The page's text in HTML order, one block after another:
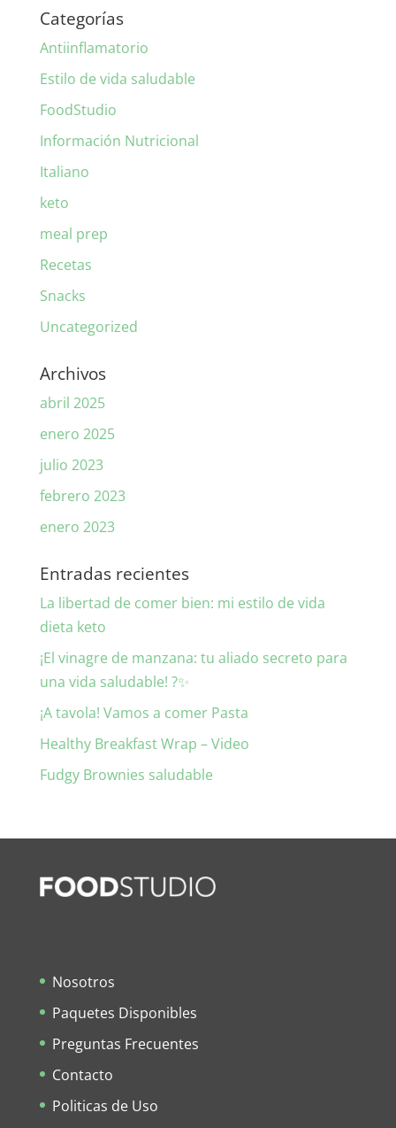
Categorías
Antiinflamatorio
Estilo de vida saludable
FoodStudio
Información Nutricional
Italiano
keto
meal prep
Recetas
Snacks
Uncategorized
Archivos
abril 2025
enero 2025
julio 2023
febrero 2023
enero 2023
Entradas recientes
La libertad de comer bien: mi estilo de vida
dieta keto
¡El vinagre de manzana: tu aliado secreto para
una vida saludable! ?✨
¡A tavola! Vamos a comer Pasta
Healthy Breakfast Wrap – Video
Fudgy Brownies saludable
Nosotros
Paquetes Disponibles
Preguntas Frecuentes
Contacto
Politicas de Uso